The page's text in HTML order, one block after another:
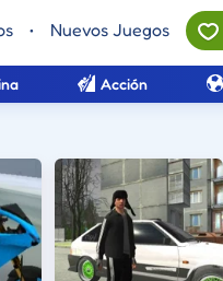
• Nuevos Juegos
Acción